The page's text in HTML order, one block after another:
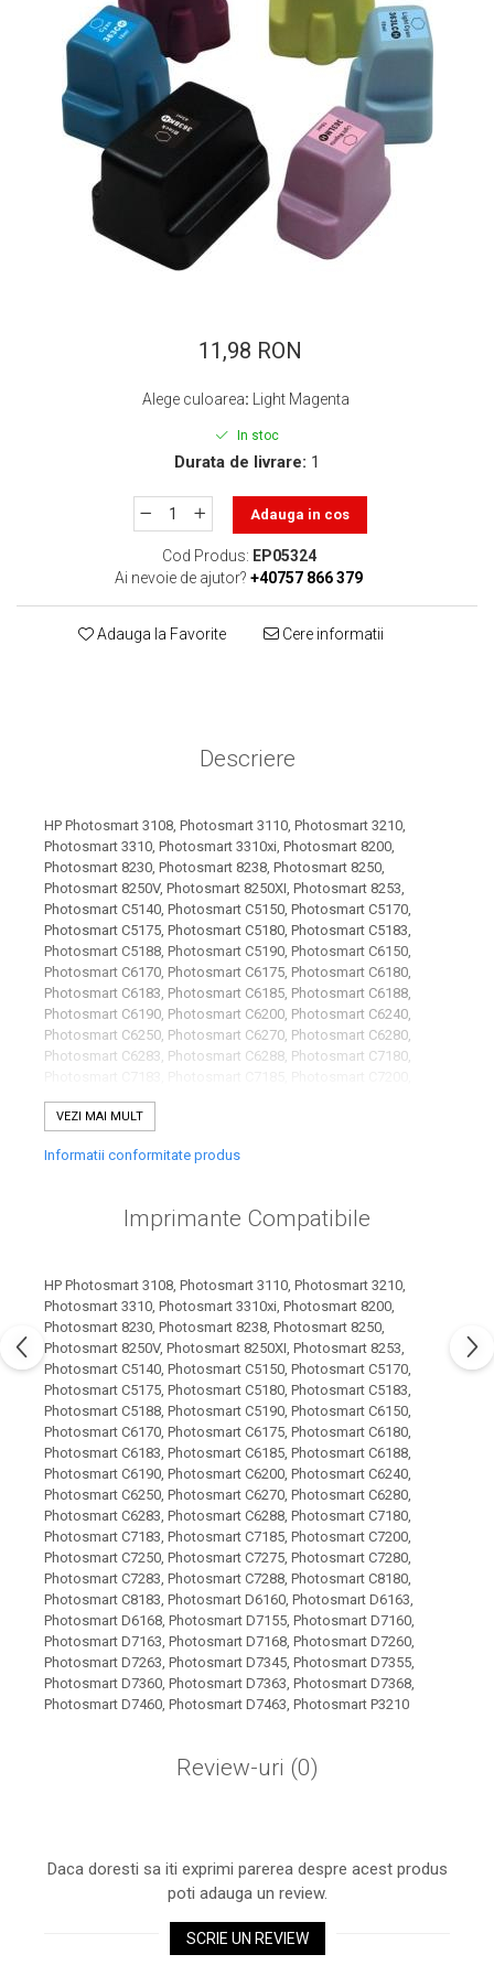
ajutorul unui printer 3D
Dezvoltarea pieții de
imprimante 3D folosite în
industria stomatologică
Evaluarea strategiei de
piață a imprimantelor 3D
până în 2026
Fericirea – starea care nu
poate fi amânată
Cum îți poți îngriji
imprimanta?
și adevăruri. Unde se
demonstrează că nu avem
nevoie de echipament
scump pentru a face
mai bun: imprimantele cu
toner sau cele cu rezervor?
Care tip de cartuşe e mai
compatibile?
Expediții fotografice – 5
locuri secrete din România
unde să mergi pentru a
Cum să-ți ordonezi eficient
Top 5 cele mai misterioase
Tehnica de birou și
efectele pe care le are
asupra sănătății. Cum
reduci riscurile?
PC-ul, laptopul,
imprimantele – ce să faci
ca să le prelungești viața?
5 Trenduri principale în
industria imprimării
Tot ce trebuie să cunoști
despre controversa privind
Karst Stone Paper – hârtie
ecologică făcută din piatră
Diferența dintre
Ce să alegi?
TOP 5 cele mai rentabile
Cum să-ți îmbunătățești
memoria? 7 Tehnici
mnemonice eficiente
bazate pe descoperiri
științifice
Viitorul cărților – e-bookuri
și cărți fizice – ce ne
promit tehnologiile
moderne?
5 metode pentru a-ți
începe diminețile într-un
mod productiv
Xerox DocuCentre SC2020
– Noi perspective de
imprimare în epoca digitală
Imprimarea 3D – ce ne
așteaptă în următorii 10
ani?
10 site-uri pe care îți vei
petrece timpul în mod
productiv
Care sunt cele mai bune
branduri de imprimante și
folosești la imprimarea
Înlocuirea, în siguranță, a
cartușului pentru
imprimantă: 9 momente
Ce reprezintă și la ce
11,98 RON
Alege culoarea: Light Magenta
In stoc
Durata de livrare: 1
Adauga in cos
Cod Produs: EP05324
Ai nevoie de ajutor? +40757 866 379
Adauga la Favorite Cere informatii
Descriere
HP Photosmart 3108, Photosmart 3110, Photosmart 3210,
Photosmart 3310, Photosmart 3310xi, Photosmart 8200,
Photosmart 8230, Photosmart 8238, Photosmart 8250,
Photosmart 8250V, Photosmart 8250XI, Photosmart 8253,
Photosmart C5140, Photosmart C5150, Photosmart C5170,
Photosmart C5175, Photosmart C5180, Photosmart C5183,
Photosmart C5188, Photosmart C5190, Photosmart C6150,
Photosmart C6170, Photosmart C6175, Photosmart C6180,
Photosmart C6183, Photosmart C6185, Photosmart C6188,
Photosmart C6190, Photosmart C6200, Photosmart C6240,
Photosmart C6250, Photosmart C6270, Photosmart C6280,
Photosmart C6283, Photosmart C6288, Photosmart C7180,
Photosmart C7283, Photosmart C7288, Photosmart C8180,
Photosmart D6168, Photosmart D7155, Photosmart D7160,
Photosmart D7360, Photosmart D7363, Photosmart D7368,
VEZI MAI MULT
Informatii conformitate produs
Imprimante Compatibile
HP Photosmart 3108, Photosmart 3110, Photosmart 3210,
Photosmart 3310, Photosmart 3310xi, Photosmart 8200,
Photosmart 8230, Photosmart 8238, Photosmart 8250,
Photosmart 8250V, Photosmart 8250XI, Photosmart 8253,
Photosmart C5140, Photosmart C5150, Photosmart C5170,
Photosmart C5175, Photosmart C5180, Photosmart C5183,
Photosmart C5188, Photosmart C5190, Photosmart C6150,
Photosmart C6170, Photosmart C6175, Photosmart C6180,
Photosmart C6183, Photosmart C6185, Photosmart C6188,
Photosmart C6190, Photosmart C6200, Photosmart C6240,
Photosmart C6250, Photosmart C6270, Photosmart C6280,
Photosmart C6283, Photosmart C6288, Photosmart C7180,
Photosmart C7183, Photosmart C7185, Photosmart C7200,
Photosmart C7250, Photosmart C7275, Photosmart C7280,
Photosmart C7283, Photosmart C7288, Photosmart C8180,
Photosmart C8183, Photosmart D6160, Photosmart D6163,
Photosmart D6168, Photosmart D7155, Photosmart D7160,
Photosmart D7163, Photosmart D7168, Photosmart D7260,
Photosmart D7263, Photosmart D7345, Photosmart D7355,
Photosmart D7360, Photosmart D7363, Photosmart D7368,
Photosmart D7460, Photosmart D7463, Photosmart P3210
Review-uri (0)
Daca doresti sa iti exprimi parerea despre acest produs
poti adauga un review.
SCRIE UN REVIEW